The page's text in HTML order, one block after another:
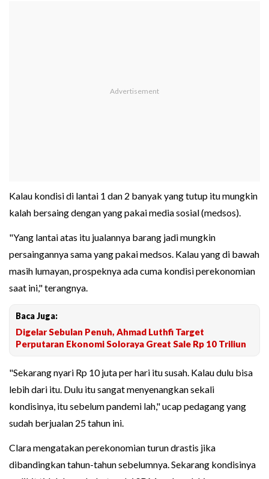
Kalau kondisi di lantai 1 dan 2 banyak yang tutup itu mungkin
kalah bersaing dengan yang pakai media sosial (medsos).
"Yang lantai atas itu jualannya barang jadi mungkin
persaingannya sama yang pakai medsos. Kalau yang di bawah
masih lumayan, prospeknya ada cuma kondisi perekonomian
saat ini," terangnya.
Baca Juga:
Digelar Sebulan Penuh, Ahmad Luthfi Target
Perputaran Ekonomi Soloraya Great Sale Rp 10 Triliun
"Sekarang nyari Rp 10 juta per hari itu susah. Kalau dulu bisa
lebih dari itu. Dulu itu sangat menyenangkan sekali
kondisinya, itu sebelum pandemi lah," ucap pedagang yang
sudah berjualan 25 tahun ini.
Clara mengatakan perekonomian turun drastis jika
dibandingkan tahun-tahun sebelumnya. Sekarang kondisinya